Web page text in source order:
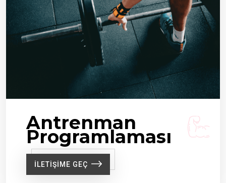
Antrenman
Programlaması
ILETIŞIME GEÇ